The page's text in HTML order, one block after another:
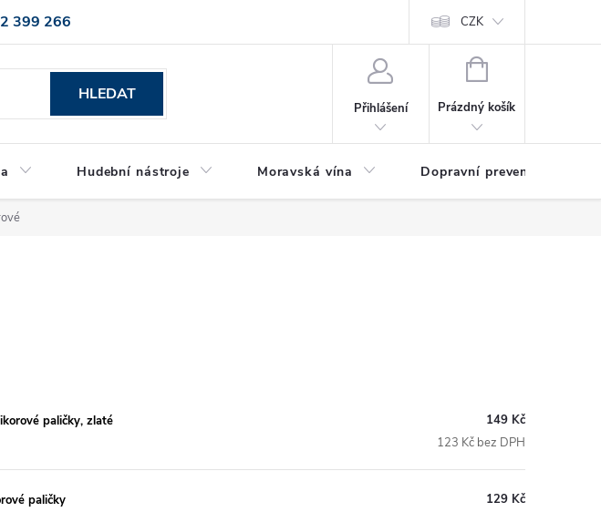
399 266
zboží CZK
HLEDAT
Přihlášení
NÁKUPNÍ
Prázdný košík
Hudební nástroje Moravská vína Dopravní prevence
paličky, zlaté
149 Kč
123 Kč bez DPH
paličky
129 Kč